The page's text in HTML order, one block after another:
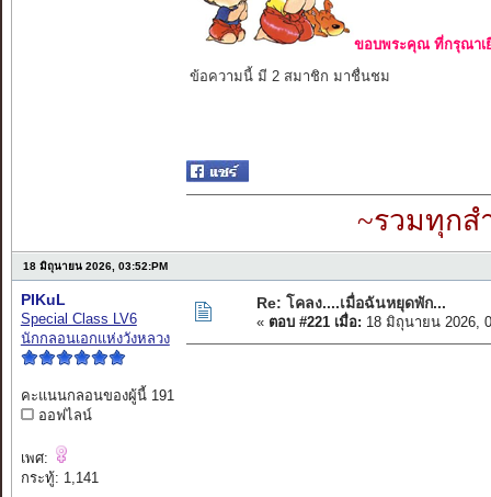
ขอบพระคุณ ที่กรุณาเ
ข้อความนี้ มี 2 สมาชิก มาชื่นชม
~รวมทุกส
18 มิถุนายน 2026, 03:52:PM
PIKuL
Special Class LV6
นักกลอนเอกแห่งวังหลวง
คะแนนกลอนของผู้นี้ 191
ออฟไลน์
เพศ:
กระทู้: 1,141
Re: โคลง....เมื่อฉันหยุดพัก...
« ตอบ #221 เมื่อ: 18 มิถุนายน 2026,